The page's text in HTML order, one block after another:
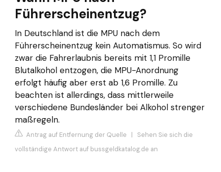
Führerscheinentzug?
In Deutschland ist die MPU nach dem
Führerscheinentzug kein Automatismus. So wird
zwar die Fahrerlaubnis bereits mit 1,1 Promille
Blutalkohol entzogen, die MPU-Anordnung
erfolgt häufig aber erst ab 1,6 Promille. Zu
beachten ist allerdings, dass mittlerweile
verschiedene Bundesländer bei Alkohol strenger
maßregeln.
Antrag auf Entfernung der Quelle | Sehen Sie sich die
vollständige Antwort auf bussgeldkatalog.de an